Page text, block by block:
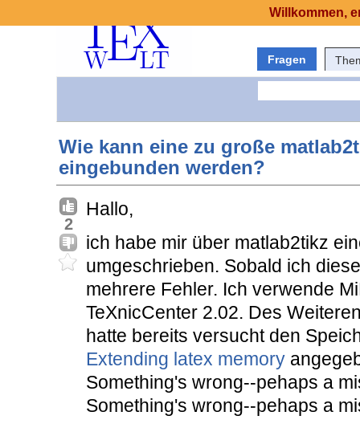
Fragen
Wie kann eine zu große
eingebunden werden?
2
Hallo,
ich habe mir über matlab2tikz
umgeschrieben. Sobald ich
mehrere Fehler. Ich verwende
TeXnicCenter 2.02. Des
hatte bereits versucht den
Extending latex memory
Something's wrong--pehaps a
Something's wrong--pehaps a
Willkommen,